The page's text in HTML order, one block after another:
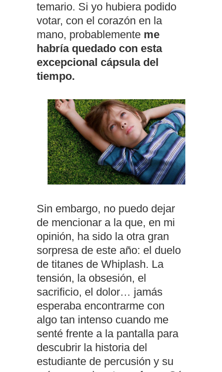
temario. Si yo hubiera podido
votar, con el corazón en la
mano, probablemente me
habría quedado con esta
excepcional cápsula del
tiempo.
Sin embargo, no puedo dejar
de mencionar a la que, en mi
opinión, ha sido la otra gran
sorpresa de este año: el duelo
de titanes de Whiplash. La
tensión, la obsesión, el
sacrificio, el dolor… jamás
esperaba encontrarme con
algo tan intenso cuando me
senté frente a la pantalla para
descubrir la historia del
estudiante de percusión y su